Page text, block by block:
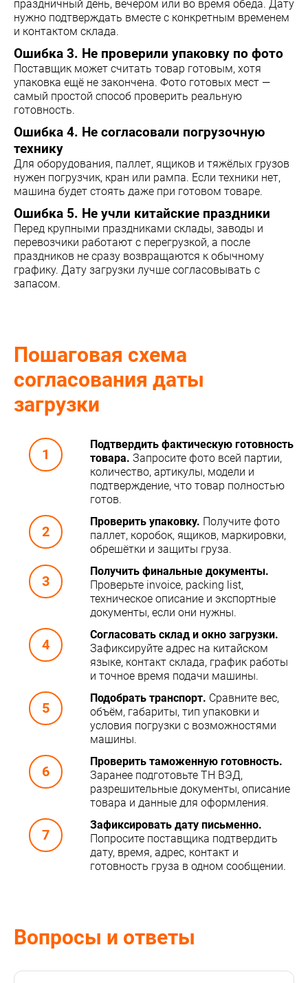
праздничный день, вечером или во время обеда. Дату
нужно подтверждать вместе с конкретным временем
и контактом склада.
Ошибка 3. Не проверили упаковку по фото
Поставщик может считать товар готовым, хотя
упаковка ещё не закончена. Фото готовых мест —
самый простой способ проверить реальную
готовность.
Ошибка 4. Не согласовали погрузочную
технику
Для оборудования, паллет, ящиков и тяжёлых грузов
нужен погрузчик, кран или рампа. Если техники нет,
машина будет стоять даже при готовом товаре.
Ошибка 5. Не учли китайские праздники
Перед крупными праздниками склады, заводы и
перевозчики работают с перегрузкой, а после
праздников не сразу возвращаются к обычному
графику. Дату загрузки лучше согласовывать с
запасом.
Пошаговая схема
согласования даты
загрузки
Подтвердить фактическую готовность
товара. Запросите фото всей партии,
количество, артикулы, модели и
подтверждение, что товар полностью
готов.
Проверить упаковку. Получите фото
паллет, коробок, ящиков, маркировки,
обрешётки и защиты груза.
Получить финальные документы.
Проверьте invoice, packing list,
техническое описание и экспортные
документы, если они нужны.
Согласовать склад и окно загрузки.
Зафиксируйте адрес на китайском
языке, контакт склада, график работы
и точное время подачи машины.
Подобрать транспорт. Сравните вес,
объём, габариты, тип упаковки и
условия погрузки с возможностями
машины.
Проверить таможенную готовность.
Заранее подготовьте ТН ВЭД,
разрешительные документы, описание
товара и данные для оформления.
Зафиксировать дату письменно.
Попросите поставщика подтвердить
дату, время, адрес, контакт и
готовность груза в одном сообщении.
Вопросы и ответы